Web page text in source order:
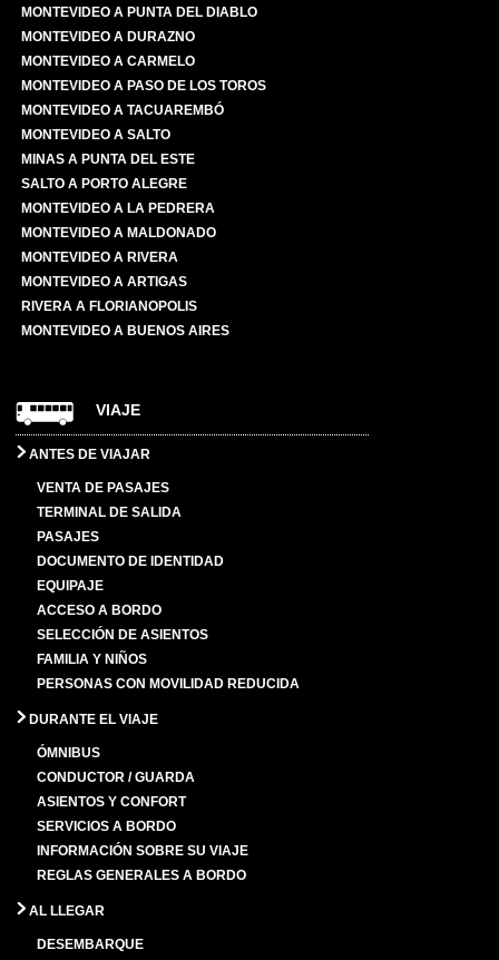
MONTEVIDEO A PUNTA DEL DIABLO
MONTEVIDEO A DURAZNO
MONTEVIDEO A CARMELO
MONTEVIDEO A PASO DE LOS TOROS
MONTEVIDEO A TACUAREMBÓ
MONTEVIDEO A SALTO
MINAS A PUNTA DEL ESTE
SALTO A PORTO ALEGRE
MONTEVIDEO A LA PEDRERA
MONTEVIDEO A MALDONADO
MONTEVIDEO A RIVERA
MONTEVIDEO A ARTIGAS
RIVERA A FLORIANOPOLIS
MONTEVIDEO A BUENOS AIRES
VIAJE
ANTES DE VIAJAR
VENTA DE PASAJES
TERMINAL DE SALIDA
PASAJES
DOCUMENTO DE IDENTIDAD
EQUIPAJE
ACCESO A BORDO
SELECCIÓN DE ASIENTOS
FAMILIA Y NIÑOS
PERSONAS CON MOVILIDAD REDUCIDA
DURANTE EL VIAJE
ÓMNIBUS
CONDUCTOR / GUARDA
ASIENTOS Y CONFORT
SERVICIOS A BORDO
INFORMACIÓN SOBRE SU VIAJE
REGLAS GENERALES A BORDO
AL LLEGAR
DESEMBARQUE